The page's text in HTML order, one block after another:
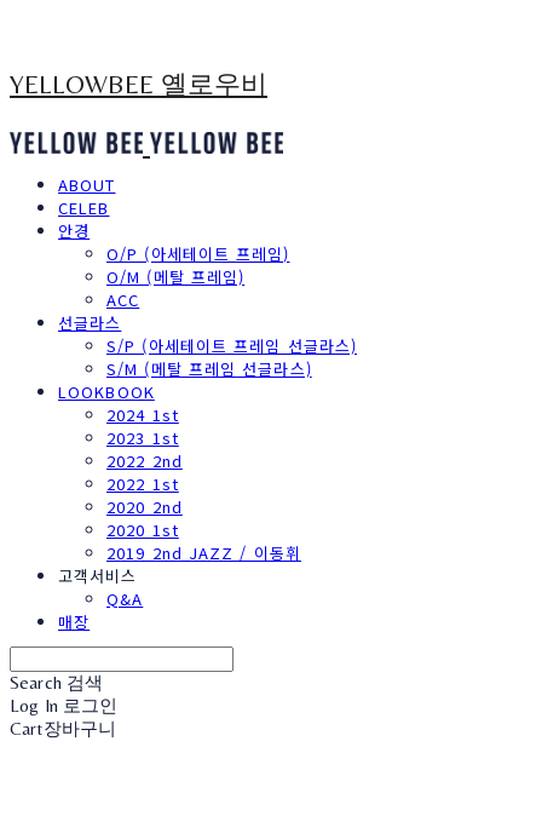
YELLOWBEE 옐로우비
ABOUT
CELEB
안경
O/P (아세테이트 프레임)
O/M (메탈 프레임)
ACC
선글라스
S/P (아세테이트 프레임 선글라스)
S/M (메탈 프레임 선글라스)
LOOKBOOK
2024 1st
2023 1st
2022 2nd
2022 1st
2020 2nd
2020 1st
2019 2nd JAZZ / 이동휘
고객서비스
Q&A
매장
Search 검색
Log In 로그인
Cart장바구니